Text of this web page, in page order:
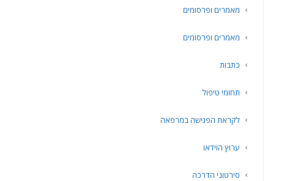
מאמרים ופרסומים
מאמרים ופרסומים
כתבות
תחומי טיפול
לקראת הפגישה במרפאה
ערוץ הוידאו
סירטוני הדרכה